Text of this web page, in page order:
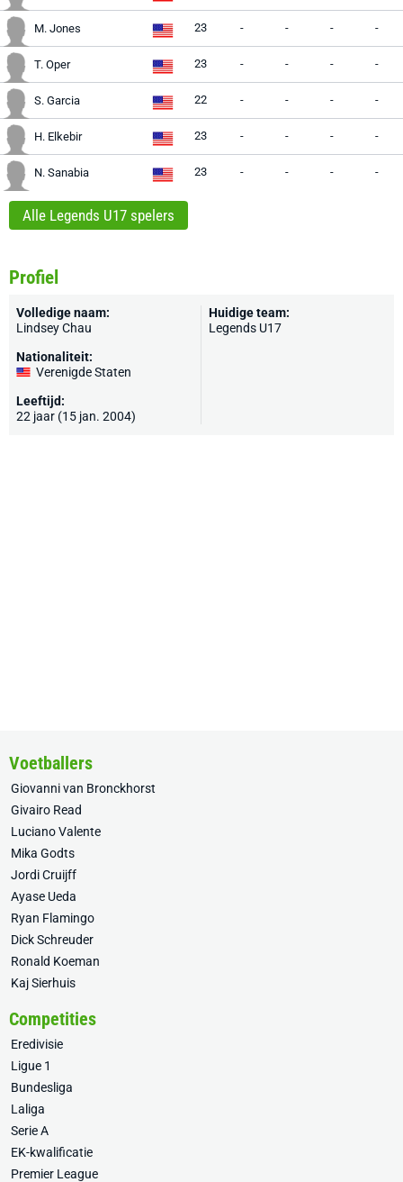
M. Jones 23 - - - -
T. Oper 23 - - - -
S. Garcia 22 - - - -
H. Elkebir 23 - - - -
N. Sanabia 23 - - - -
Alle Legends U17 spelers
Profiel
Volledige naam:
Lindsey Chau
Nationaliteit:
Verenigde Staten
Leeftijd:
22 jaar (15 jan. 2004)
Huidige team:
Legends U17
Voetballers
Giovanni van Bronckhorst
Givairo Read
Luciano Valente
Mika Godts
Jordi Cruijff
Ayase Ueda
Ryan Flamingo
Dick Schreuder
Ronald Koeman
Kaj Sierhuis
Competities
Eredivisie
Ligue 1
Bundesliga
Laliga
Serie A
EK-kwalificatie
Premier League